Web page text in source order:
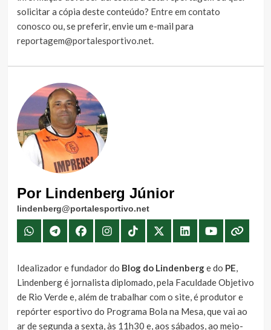
solicitar a cópia deste conteúdo? Entre em contato
conosco ou, se preferir, envie um e-mail para
reportagem@portalesportivo.net.
Por Lindenberg Júnior
lindenberg@portalesportivo.net
Idealizador e fundador do Blog do Lindenberge do PE,
Lindenberg é jornalista diplomado, pela Faculdade Objetivo
de Rio Verde e, além de trabalhar com o site, é produtor e
repórter esportivo do Programa Bola na Mesa, que vai ao
ar de segunda a sexta, às 11h30 e, aos sábados, ao meio-